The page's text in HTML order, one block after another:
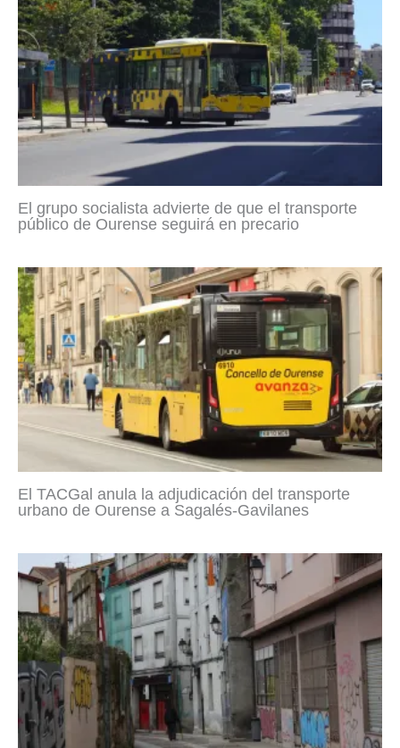
El grupo socialista advierte de que el transporte
público de Ourense seguirá en precario
El TACGal anula la adjudicación del transporte
urbano de Ourense a Sagalés-Gavilanes